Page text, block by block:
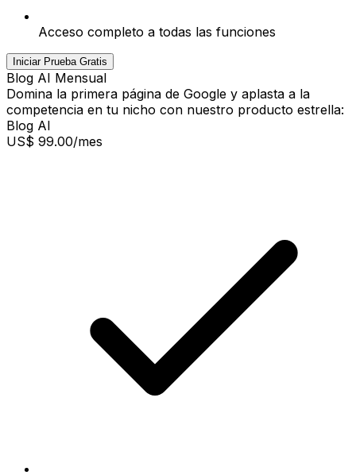
Acceso completo a todas las funciones
Iniciar Prueba Gratis
Blog AI Mensual
Domina la primera página de Google y aplasta a la
competencia en tu nicho con nuestro producto estrella:
Blog AI
US$ 99.00/mes